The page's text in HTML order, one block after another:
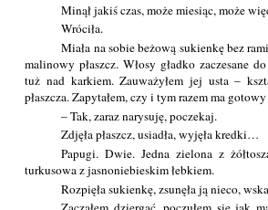
Minął jakiś czas, może miesiąc, może
Wróciła.
Miała na sobie beżową sukienkę bez
malinowy płaszcz. Włosy gładko zaczesane
tuż nad karkiem. Zauważyłem jej usta –
płaszcza. Zapytałem, czy i tym razem ma
– Tak, zaraz narysuję, poczekaj.
Zdjęła płaszcz, usiadła, wyjęła kredki…
Papugi. Dwie. Jedna zielona z
turkusowa z jasnoniebieskim łebkiem.
Rozpięła sukienkę, zsunęła ją nieco,